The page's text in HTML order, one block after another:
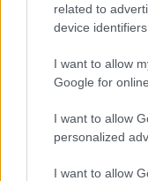
related to
device identifiers
I want to allow
Google for
I want to allow
personalized
I want to allow
παραγωγής